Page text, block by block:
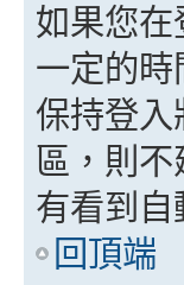
如果您在
一定的
保持登入
區，則
有看到
回頂端